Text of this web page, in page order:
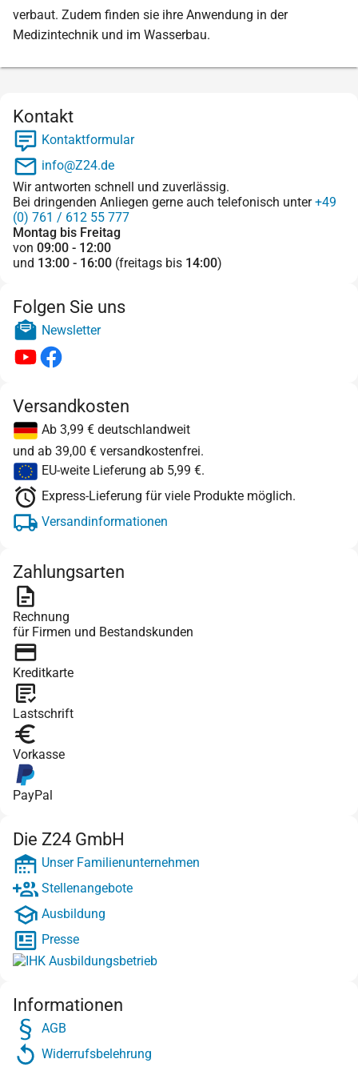
verbaut. Zudem finden sie ihre Anwendung in der
Medizintechnik und im Wasserbau.
Kontakt
Kontaktformular
info@Z24.de
Wir antworten schnell und zuverlässig.
Bei dringenden Anliegen gerne auch telefonisch unter+49
(0) 761 / 612 55 777
Montag bis Freitag
von 09:00 - 12:00
und 13:00 - 16:00 (freitags bis 14:00)
Folgen Sie uns
Newsletter
Versandkosten
Ab 3,99 € deutschlandweit
und ab 39,00 € versandkostenfrei.
EU-weite Lieferung ab 5,99 €.
Express-Lieferung für viele Produkte möglich.
Versandinformationen
Zahlungsarten
Rechnung
für Firmen und Bestandskunden
Kreditkarte
Lastschrift
Vorkasse
PayPal
Die Z24 GmbH
Unser Familienunternehmen
Stellenangebote
Ausbildung
Presse
Informationen
AGB
Widerrufsbelehrung